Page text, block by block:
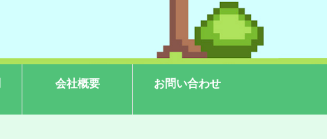
会社概要 お問い合わせ